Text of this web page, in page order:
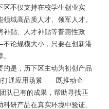
区不仅支持在校学生创业实
域高品质人才、领军人才。
补贴、人才补贴等普惠性政
论规模大小，只要在创新港
是，历下区主动为初创产品
打通应用场景——既推动企
队已有的成果，帮助寻找匹
研产品在真实环境中验证、